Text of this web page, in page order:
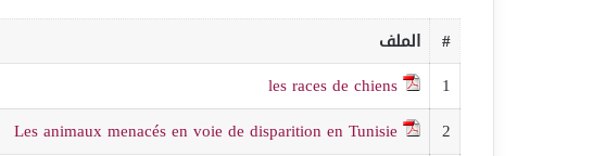
# الملف
1
les races de chiens
2
Les animaux menacés en voie de disparition en Tunisie